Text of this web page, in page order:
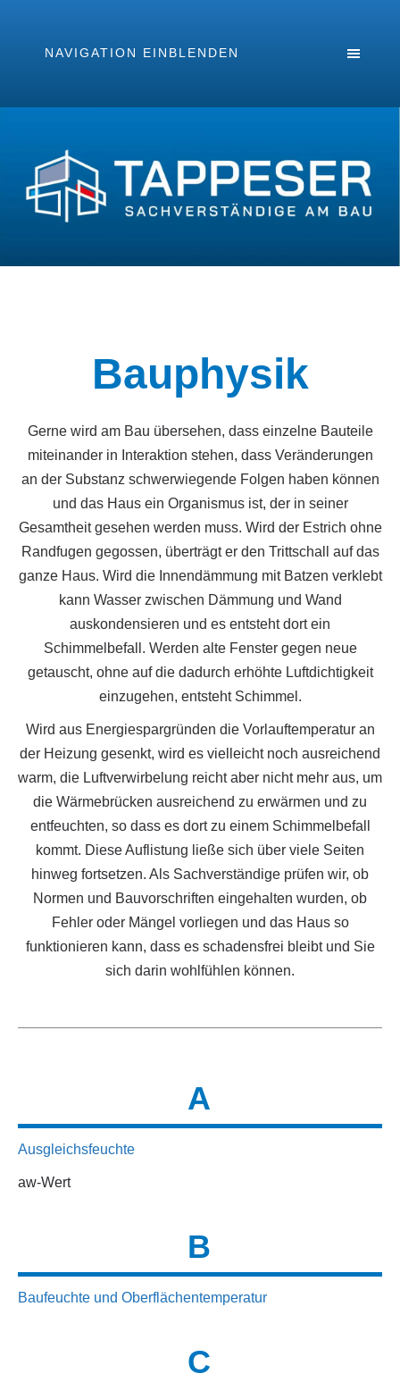
NAVIGATION EINBLENDEN
Bauphysik
Gerne wird am Bau übersehen, dass einzelne Bauteile
miteinander in Interaktion stehen, dass Veränderungen
an der Substanz schwerwiegende Folgen haben können
und das Haus ein Organismus ist, der in seiner
Gesamtheit gesehen werden muss. Wird der Estrich ohne
Randfugen gegossen, überträgt er den Trittschall auf das
ganze Haus. Wird die Innendämmung mit Batzen verklebt
kann Wasser zwischen Dämmung und Wand
auskondensieren und es entsteht dort ein
Schimmelbefall. Werden alte Fenster gegen neue
getauscht, ohne auf die dadurch erhöhte Luftdichtigkeit
einzugehen, entsteht Schimmel.
Wird aus Energiespargründen die Vorlauftemperatur an
der Heizung gesenkt, wird es vielleicht noch ausreichend
warm, die Luftverwirbelung reicht aber nicht mehr aus, um
die Wärmebrücken ausreichend zu erwärmen und zu
entfeuchten, so dass es dort zu einem Schimmelbefall
kommt. Diese Auflistung ließe sich über viele Seiten
hinweg fortsetzen. Als Sachverständige prüfen wir, ob
Normen und Bauvorschriften eingehalten wurden, ob
Fehler oder Mängel vorliegen und das Haus so
funktionieren kann, dass es schadensfrei bleibt und Sie
sich darin wohlfühlen können.
A
Ausgleichsfeuchte
aw-Wert
B
Baufeuchte und Oberflächentemperatur
C